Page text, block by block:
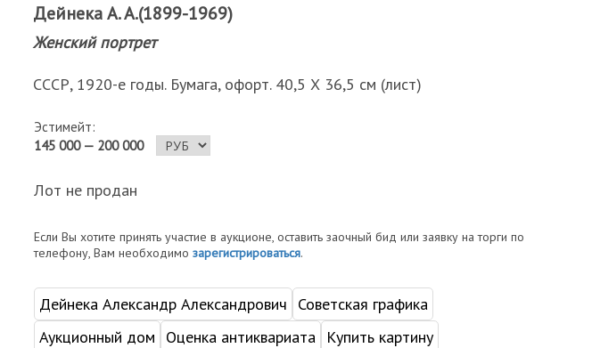
Дейнека А. А.(1899-1969)
Женский портрет
СССР, 1920-е годы. Бумага, офорт. 40,5 Х 36,5 см (лист)
Эстимейт:
145 000 — 200 000
Лот не продан
Если Вы хотите принять участие в аукционе, оставить заочный бид или заявку на торги по
телефону, Вам необходимо зарегистрироваться.
Дейнека Александр Александрович
Советская графика
Аукционный дом
Оценка антиквариата
Купить картину